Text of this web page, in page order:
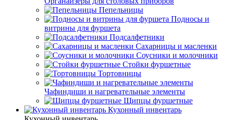
Пепельницы
Подносы и
витрины для фуршета
Подсалфетники
Сахарницы и масленки
Соусники и молочники
Стойки фуршетные
Тортовницы
Чафиндиши и нагревательные элементы
Щипцы фуршетные
Кухонный инвентарь